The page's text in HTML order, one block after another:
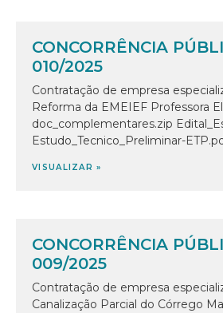
CONCORRÊNCIA
010/2025
Contratação de empresa
Reforma da EMEIEF Professora
doc_complementares.zip
Estudo_Tecnico_Preliminar-
VISUALIZAR »
CONCORRÊNCIA
009/2025
Contratação de empresa
Canalização Parcial do Córrego